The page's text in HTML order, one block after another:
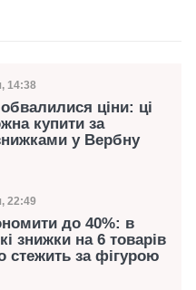
14:38
ціни: ці
купити за
у Вербну
22:49
до 40%: в
знижки на 6 товарів
стежить за фігурою